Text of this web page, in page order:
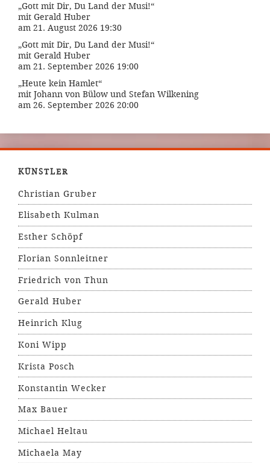
„Gott mit Dir, Du Land der Musi!“
mit Gerald Huber
am 21. August 2026 19:30
„Gott mit Dir, Du Land der Musi!“
mit Gerald Huber
am 21. September 2026 19:00
„Heute kein Hamlet“
mit Johann von Bülow und Stefan Wilkening
am 26. September 2026 20:00
KÜNSTLER
Christian Gruber
Elisabeth Kulman
Esther Schöpf
Florian Sonnleitner
Friedrich von Thun
Gerald Huber
Heinrich Klug
Koni Wipp
Krista Posch
Konstantin Wecker
Max Bauer
Michael Heltau
Michaela May